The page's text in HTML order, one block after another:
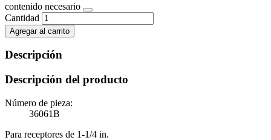
contenido necesario
Cantidad
Agregar al carrito
Descripción
Descripción del producto
Número de pieza:
36061B
Para receptores de 1-1/4 in.